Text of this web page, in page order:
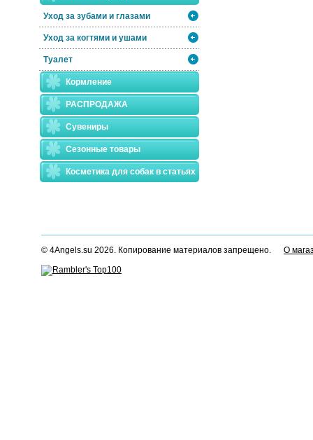
Уход за зубами и глазами
Уход за когтями и ушами
Туалет
Кормление
РАСПРОДАЖА
Сувениры
Сезонные товары
Косметика для собак в статьях
© 4Angels.su 2026. Копирование материалов запрещено. О